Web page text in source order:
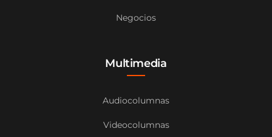
Negocios
Multimedia
Audiocolumnas
Videocolumnas